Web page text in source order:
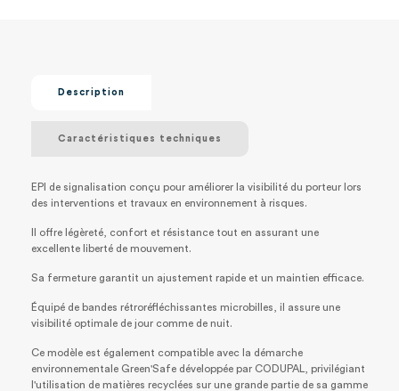
Description
Caractéristiques techniques
EPI de signalisation conçu pour améliorer la visibilité du porteur lors
des interventions et travaux en environnement à risques.
Il offre légèreté, confort et résistance tout en assurant une
excellente liberté de mouvement.
Sa fermeture garantit un ajustement rapide et un maintien efficace.
Équipé de bandes rétroréfléchissantes microbilles, il assure une
visibilité optimale de jour comme de nuit.
Ce modèle est également compatible avec la démarche
environnementale Green'Safe développée par CODUPAL, privilégiant
l'utilisation de matières recyclées sur une grande partie de sa gamme